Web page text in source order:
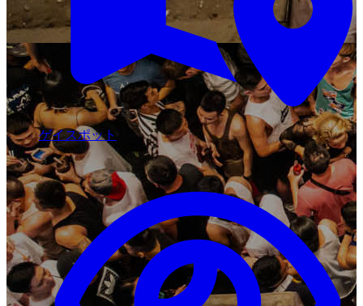
ゲイスポット